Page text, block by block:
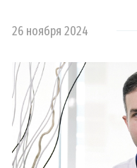
26 ноября 2024